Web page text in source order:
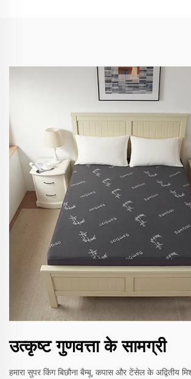
उत्कृष्ट गुणवत्ता के सामग्री
हमारा सुपर किंग बिछौना बैम्बू, कपास और टेंसेल के अद्वितीय